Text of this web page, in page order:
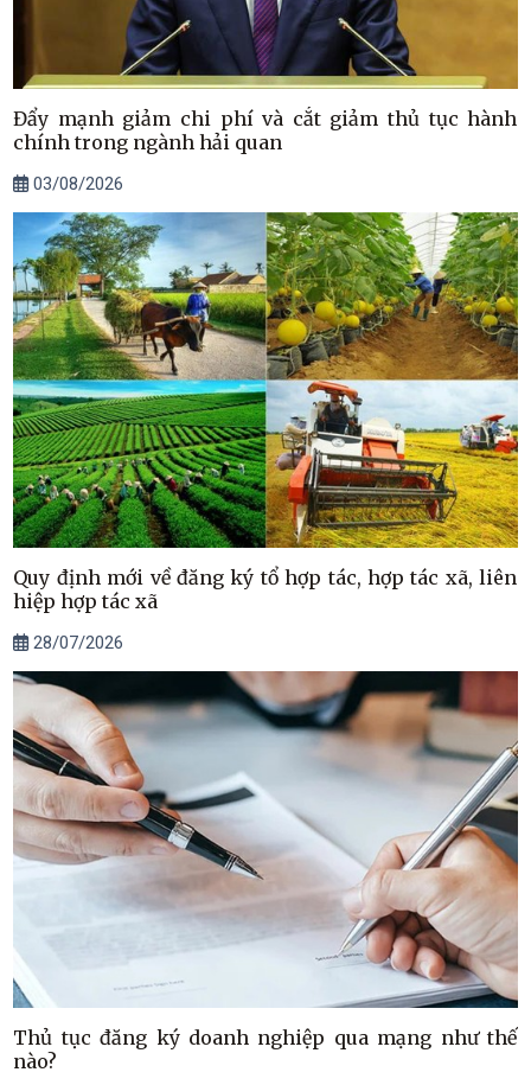
Đẩy mạnh giảm chi phí và cắt giảm thủ tục hành
chính trong ngành hải quan
03/08/2026
Quy định mới về đăng ký tổ hợp tác, hợp tác xã, liên
hiệp hợp tác xã
28/07/2026
Thủ tục đăng ký doanh nghiệp qua mạng như thế
nào?